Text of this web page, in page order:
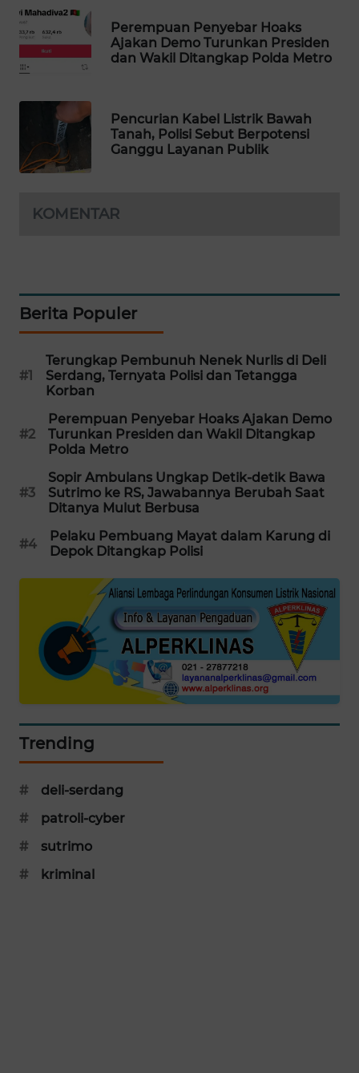
Perempuan Penyebar Hoaks
Ajakan Demo Turunkan Presiden
dan Wakil Ditangkap Polda Metro
Pencurian Kabel Listrik Bawah
Tanah, Polisi Sebut Berpotensi
Ganggu Layanan Publik
KOMENTAR
Berita Populer
#1
Terungkap Pembunuh Nenek Nurlis di Deli
Serdang, Ternyata Polisi dan Tetangga
Korban
#2
Perempuan Penyebar Hoaks Ajakan Demo
Turunkan Presiden dan Wakil Ditangkap
Polda Metro
#3
Sopir Ambulans Ungkap Detik-detik Bawa
Sutrimo ke RS, Jawabannya Berubah Saat
Ditanya Mulut Berbusa
#4
Pelaku Pembuang Mayat dalam Karung di
Depok Ditangkap Polisi
Trending
#
deli-serdang
#
patroli-cyber
#
sutrimo
#
kriminal
WAHANA
DESA
WISATA
WAHANA
Wahana
Network
LISTRIK
WALINKI
MAWAKA
ID
MARTABAT
NET
PLN
WATCH
MKLI
LKKI
PORTAL
KONSUMEN
FORWAMKI
FORJASIDA